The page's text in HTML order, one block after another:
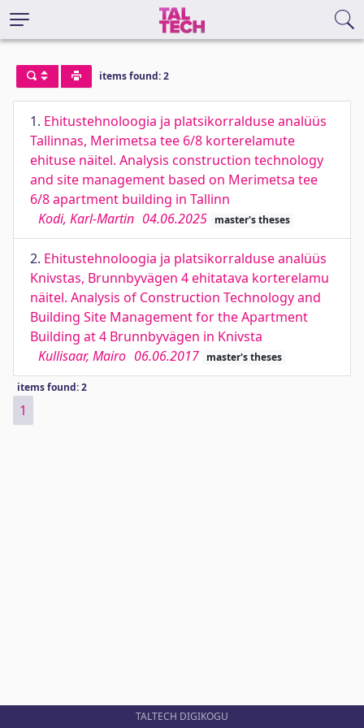
items found: 2
1. Ehitustehnoloogia ja platsikorralduse analüüs
Tallinnas, Merimetsa tee 6/8 korterelamute
ehituse näitel. Analysis construction technology
and site management based on Merimetsa tee
6/8 apartment building in Tallinn
Kodi, Karl-Martin 04.06.2025 master's theses
2. Ehitustehnoloogia ja platsikorralduse analüüs
Knivstas, Brunnbyvägen 4 ehitatava korterelamu
näitel. Analysis of Construction Technology and
Building Site Management for the Apartment
Building at 4 Brunnbyvägen in Knivsta
Kullisaar, Mairo 06.06.2017 master's theses
items found: 2
1
TALTECH DIGIKOGU